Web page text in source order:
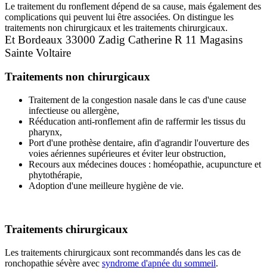
Le traitement du ronflement dépend de sa cause, mais également des
complications qui peuvent lui être associées. On distingue les
traitements non chirurgicaux et les traitements chirurgicaux.
Et Bordeaux 33000 Zadig Catherine R 11 Magasins
Sainte Voltaire
Traitements non chirurgicaux
Traitement de la congestion nasale dans le cas d'une cause
infectieuse ou allergène,
Rééducation anti-ronflement afin de raffermir les tissus du
pharynx,
Port d'une prothèse dentaire, afin d'agrandir l'ouverture des
voies aériennes supérieures et éviter leur obstruction,
Recours aux médecines douces : homéopathie, acupuncture et
phytothérapie,
Adoption d'une meilleure hygiène de vie.
Traitements chirurgicaux
Les traitements chirurgicaux sont recommandés dans les cas de
ronchopathie sévère avec syndrome d'apnée du sommeil.